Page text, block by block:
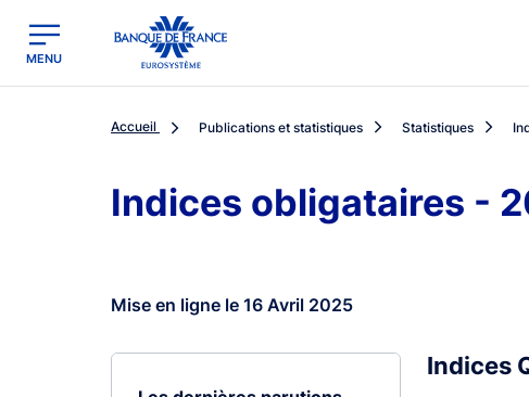
Banque de France - Menu Principal
MENU
Accueil Publications et statistiques Statistiques
Indices obligataires -
Mise en ligne le 16 Avril 2025
Indices